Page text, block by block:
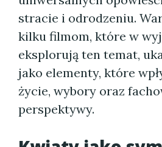
stracie i odrodzeniu.
kilku filmom, które w
eksplorują ten temat,
jako elementy, które
życie, wybory oraz
perspektywy.